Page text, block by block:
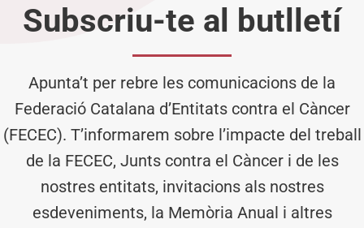
Subscriu-te al butlletí
Apunta’t per rebre les comunicacions de la
Federació Catalana d’Entitats contra el Càncer
(FECEC). T’informarem sobre l’impacte del treball
de la FECEC, Junts contra el Càncer i de les
nostres entitats, invitacions als nostres
esdeveniments, la Memòria Anual i altres